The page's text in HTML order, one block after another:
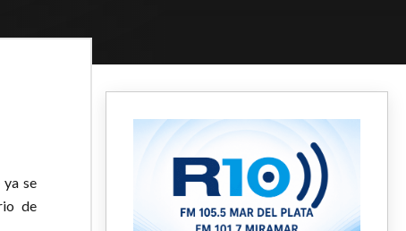
se
de